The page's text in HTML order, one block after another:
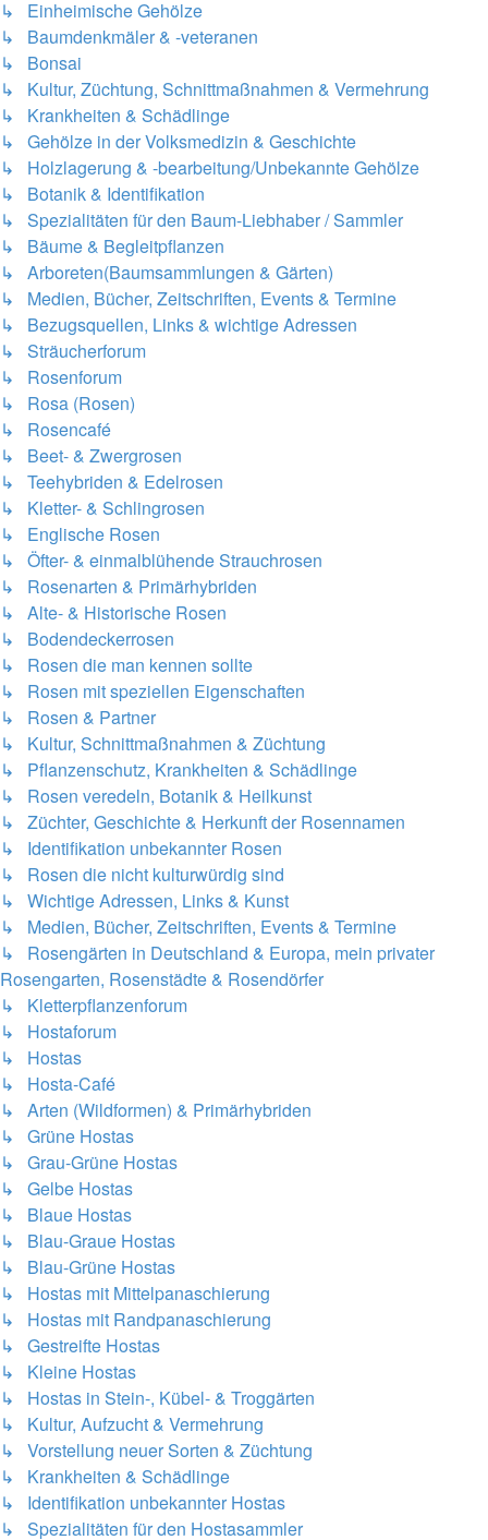
↳ Einheimische Gehölze
↳ Baumdenkmäler & -veteranen
↳ Bonsai
↳ Kultur, Züchtung, Schnittmaßnahmen & Vermehrung
↳ Krankheiten & Schädlinge
↳ Gehölze in der Volksmedizin & Geschichte
↳ Holzlagerung & -bearbeitung/Unbekannte Gehölze
↳ Botanik & Identifikation
↳ Spezialitäten für den Baum-Liebhaber / Sammler
↳ Bäume & Begleitpflanzen
↳ Arboreten(Baumsammlungen & Gärten)
↳ Medien, Bücher, Zeitschriften, Events & Termine
↳ Bezugsquellen, Links & wichtige Adressen
↳ Sträucherforum
↳ Rosenforum
↳ Rosa (Rosen)
↳ Rosencafé
↳ Beet- & Zwergrosen
↳ Teehybriden & Edelrosen
↳ Kletter- & Schlingrosen
↳ Englische Rosen
↳ Öfter- & einmalblühende Strauchrosen
↳ Rosenarten & Primärhybriden
↳ Alte- & Historische Rosen
↳ Bodendeckerrosen
↳ Rosen die man kennen sollte
↳ Rosen mit speziellen Eigenschaften
↳ Rosen & Partner
↳ Kultur, Schnittmaßnahmen & Züchtung
↳ Pflanzenschutz, Krankheiten & Schädlinge
↳ Rosen veredeln, Botanik & Heilkunst
↳ Züchter, Geschichte & Herkunft der Rosennamen
↳ Identifikation unbekannter Rosen
↳ Rosen die nicht kulturwürdig sind
↳ Wichtige Adressen, Links & Kunst
↳ Medien, Bücher, Zeitschriften, Events & Termine
↳ Rosengärten in Deutschland & Europa, mein privater
Rosengarten, Rosenstädte & Rosendörfer
↳ Kletterpflanzenforum
↳ Hostaforum
↳ Hostas
↳ Hosta-Café
↳ Arten (Wildformen) & Primärhybriden
↳ Grüne Hostas
↳ Grau-Grüne Hostas
↳ Gelbe Hostas
↳ Blaue Hostas
↳ Blau-Graue Hostas
↳ Blau-Grüne Hostas
↳ Hostas mit Mittelpanaschierung
↳ Hostas mit Randpanaschierung
↳ Gestreifte Hostas
↳ Kleine Hostas
↳ Hostas in Stein-, Kübel- & Troggärten
↳ Kultur, Aufzucht & Vermehrung
↳ Vorstellung neuer Sorten & Züchtung
↳ Krankheiten & Schädlinge
↳ Identifikation unbekannter Hostas
↳ Spezialitäten für den Hostasammler